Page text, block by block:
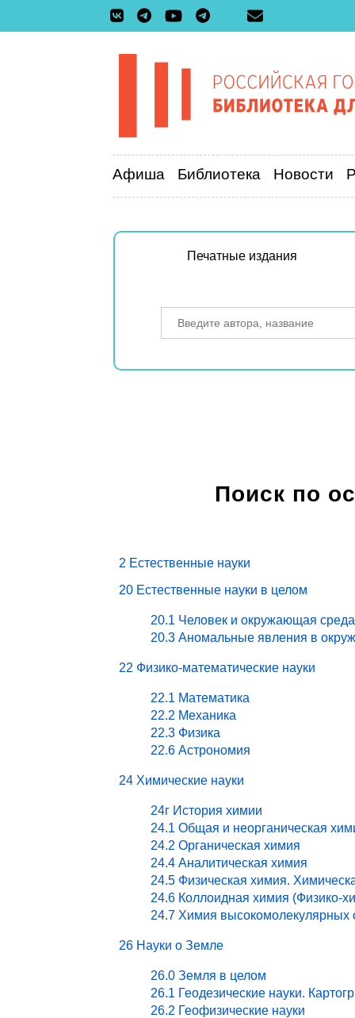
Афиша Библиотека Новости
Печатные издания
Поиск по
2 Естественные науки
20 Естественные науки в целом
20.1 Человек и окружающая
20.3 Аномальные явления в
22 Физико-математические науки
22.1 Математика
22.2 Механика
22.3 Физика
22.6 Астрономия
24 Химические науки
24г История химии
24.1 Общая и неорганическая
24.2 Органическая химия
24.4 Аналитическая химия
24.5 Физическая химия.
24.6 Коллоидная химия (Физико-
24.7 Химия высокомолекулярных
26 Науки о Земле
26.0 Земля в целом
26.1 Геодезические науки.
26.2 Геофизические науки